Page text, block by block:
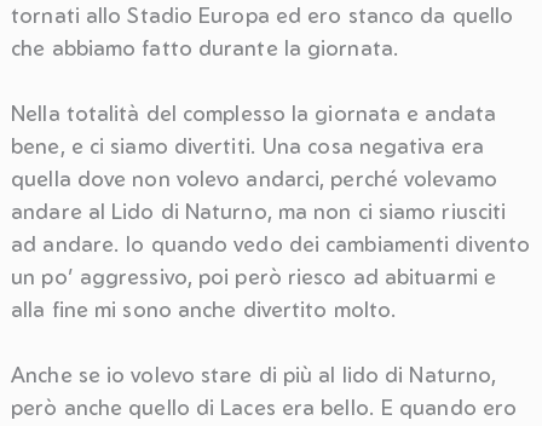
tornati allo Stadio Europa ed ero stanco da quello
che abbiamo fatto durante la giornata.
Nella totalità del complesso la giornata e andata
bene, e ci siamo divertiti. Una cosa negativa era
quella dove non volevo andarci, perché volevamo
andare al Lido di Naturno, ma non ci siamo riusciti
ad andare. Io quando vedo dei cambiamenti divento
un po’ aggressivo, poi però riesco ad abituarmi e
alla fine mi sono anche divertito molto.
Anche se io volevo stare di più al lido di Naturno,
però anche quello di Laces era bello. E quando ero